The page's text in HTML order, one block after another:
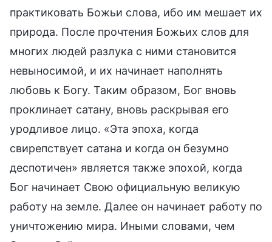
практиковать Божьи слова, ибо им мешает их
природа. После прочтения Божьих слов для
многих людей разлука с ними становится
невыносимой, и их начинает наполнять
любовь к Богу. Таким образом, Бог вновь
проклинает сатану, вновь раскрывая его
уродливое лицо. «Эта эпоха, когда
свирепствует сатана и когда он безумно
деспотичен» является также эпохой, когда
Бог начинает Свою официальную великую
работу на земле. Далее он начинает работу по
уничтожению мира. Иными словами, чем